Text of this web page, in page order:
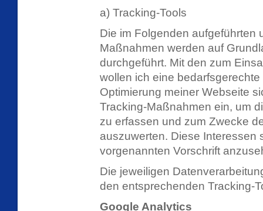
a) Tracking-Tools
Die im Folgenden aufgeführten
Maßnahmen werden auf
durchgeführt. Mit den zum
wollen ich eine
Optimierung meiner Webseite
Tracking-Maßnahmen ein, um
zu erfassen und zum Zwecke
auszuwerten. Diese Interessen
vorgenannten Vorschrift
Die jeweiligen
den entsprechenden Tracking-
Google Analytics